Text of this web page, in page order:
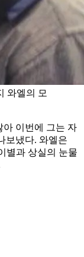
와엘의 모
아 이번에 그는 자
보냈다. 와엘은
별과 상실의 눈물